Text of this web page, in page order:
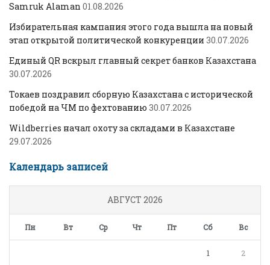
Samruk Alaman 01.08.2026
Избирательная кампания этого года вышла на новый
этап открытой политической конкуренции 30.07.2026
Единый QR вскрыл главный секрет банков Казахстана
30.07.2026
Токаев поздравил сборную Казахстана с исторической
победой на ЧМ по фехтованию 30.07.2026
Wildberries начал охоту за складами в Казахстане
29.07.2026
Календарь записей
АВГУСТ 2026
Пн Вт Ср Чт Пт Сб Вс
1 2